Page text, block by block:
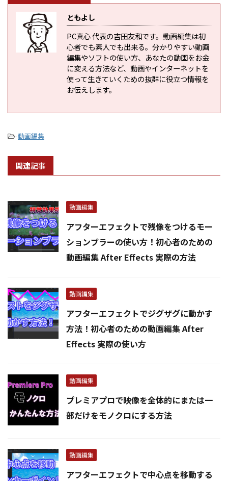
ともよし
PC真心 代表の吉田友和です。動画編集は初
心者でも素人でも出来る。分かりやすい動画
編集やソフトの使い方、あなたの動画をお金
に変える方法など、動画やインターネットを
使って生きていくための抜群に役立つ情報を
お伝えします。
-動画編集
関連記事
動画編集
アフターエフェクトで残像をつけるモー
ションブラーの使い方！初心者のための
動画編集 After Effects 実際の方法
動画編集
アフターエフェクトでジグザグに動かす
方法！初心者のための動画編集 After
Effects 実際の使い方
動画編集
プレミアプロで映像を全体的にまたは一
部だけをモノクロにする方法
動画編集
アフターエフェクトで中心点を移動する